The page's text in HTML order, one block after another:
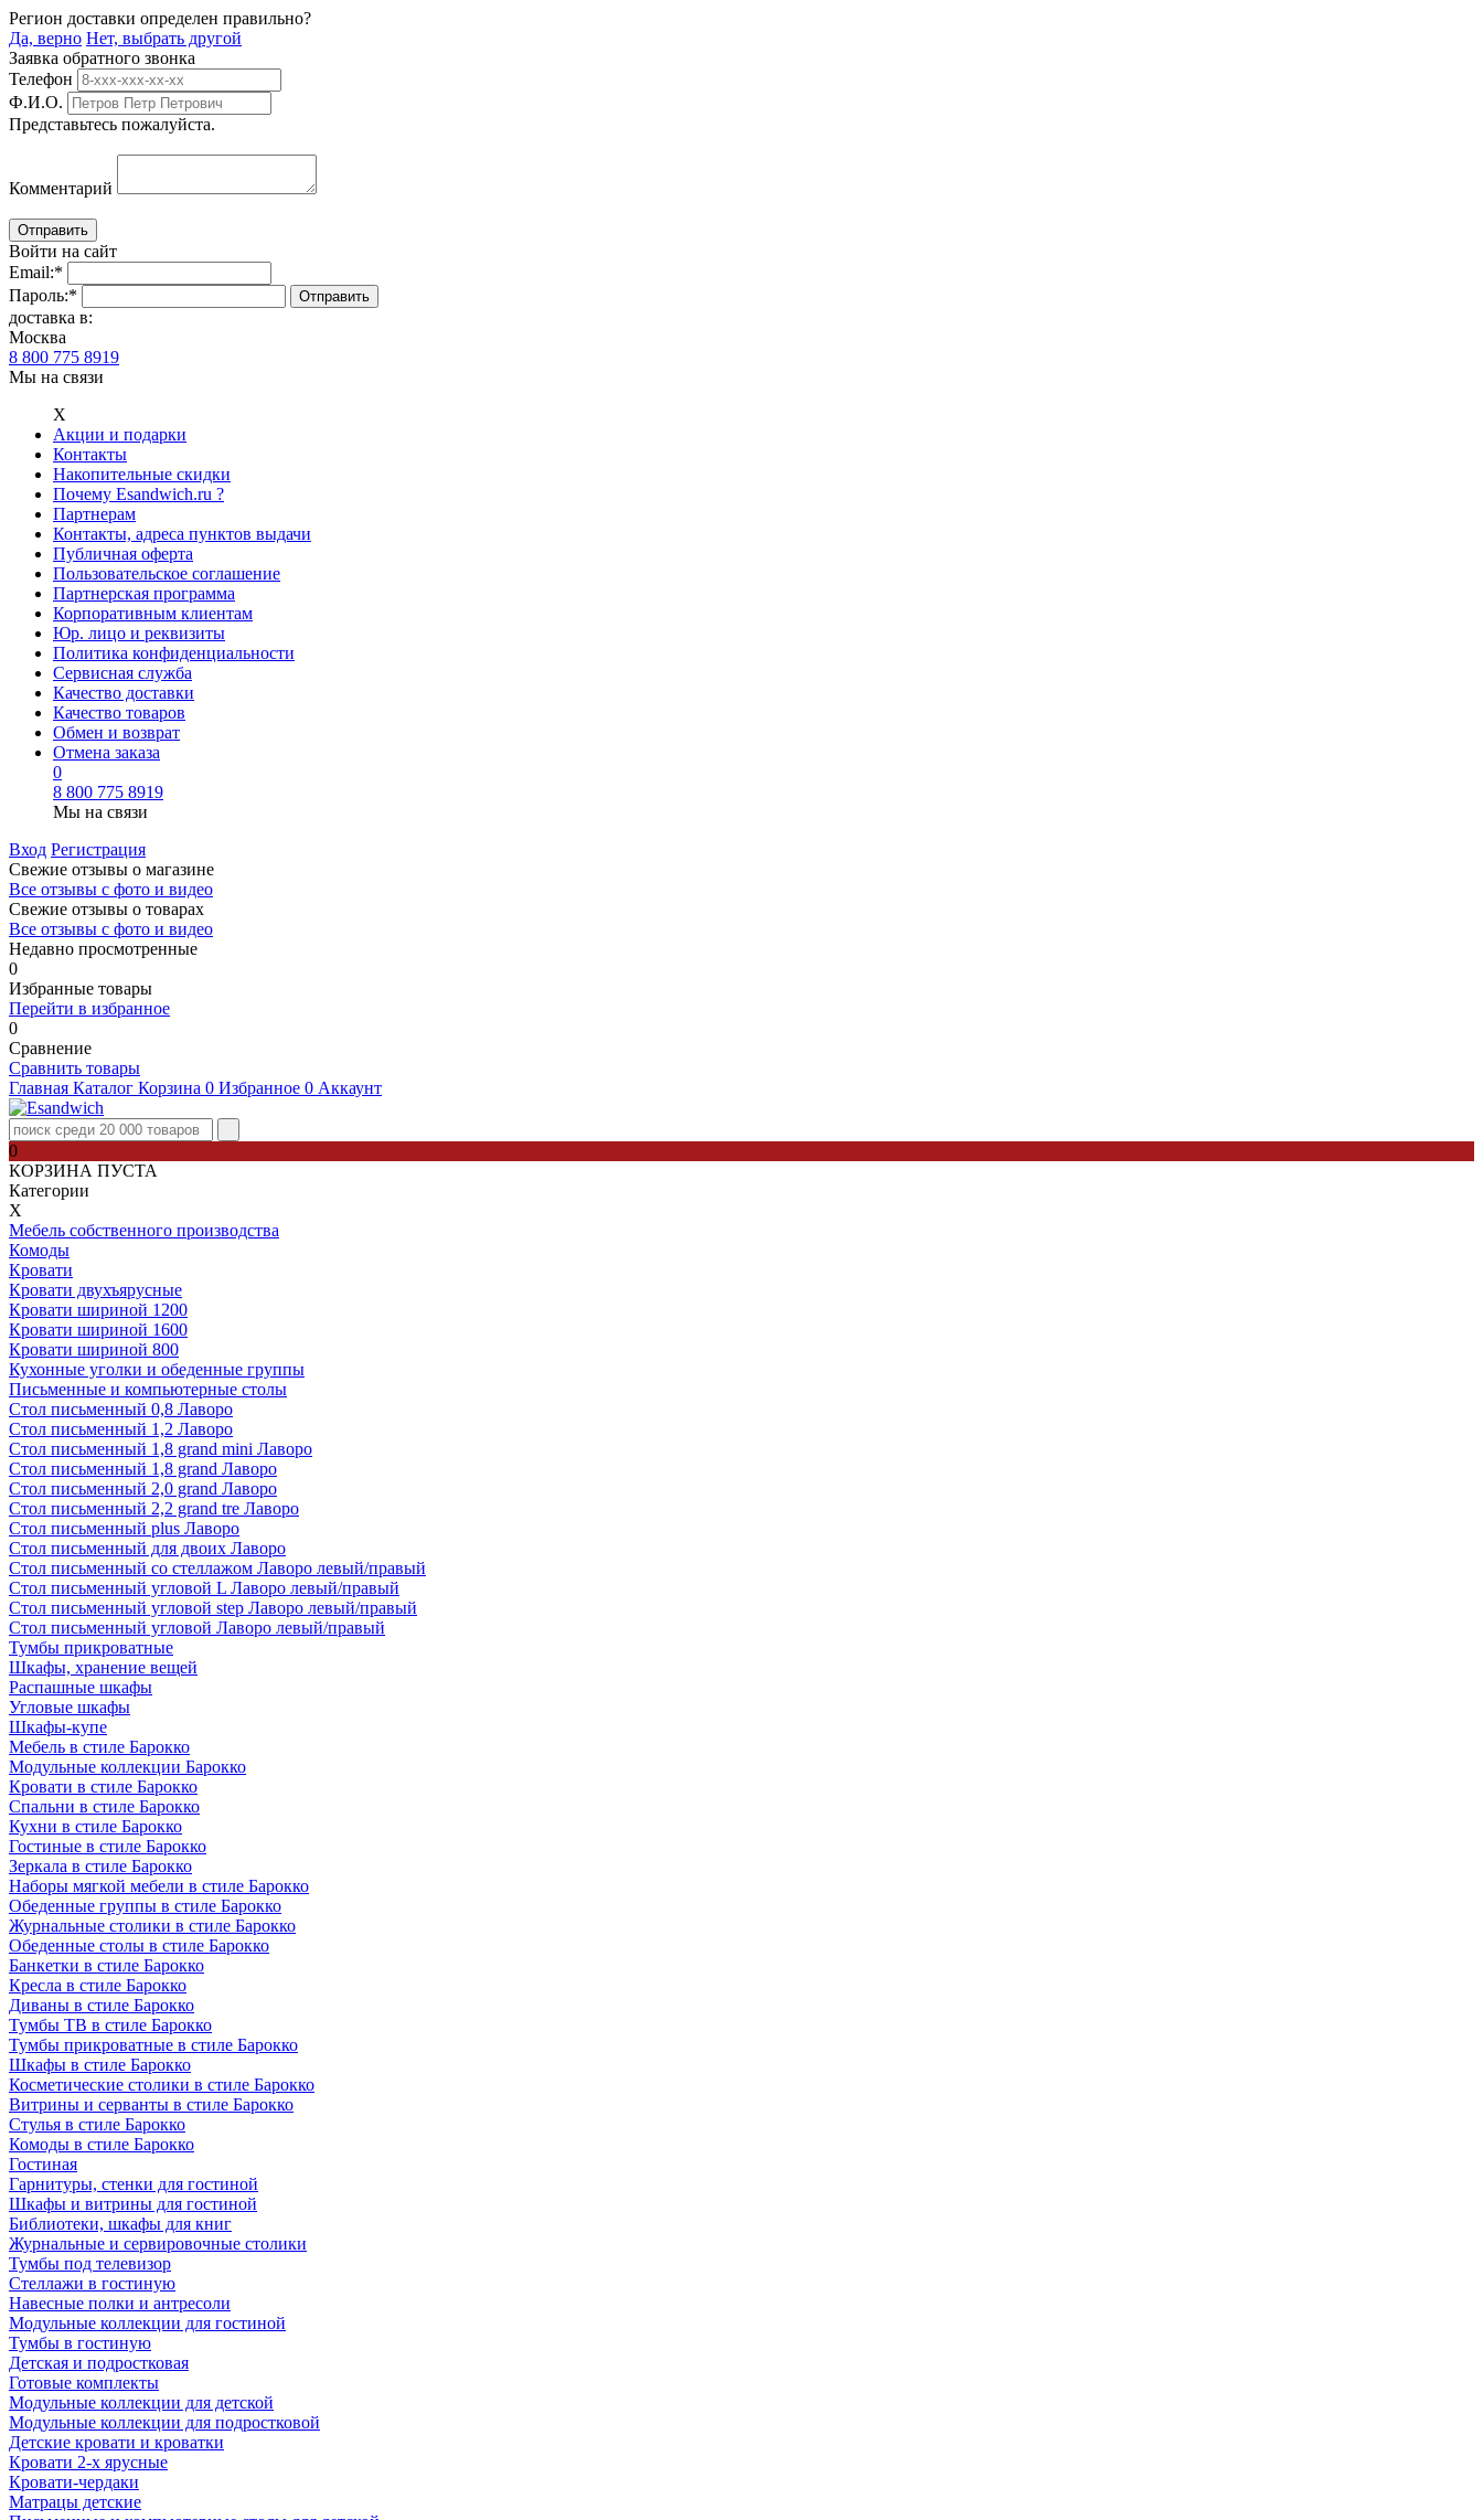
Регион доставки определен правильно?
Да, верно Нет, выбрать другой
Заявка обратного звонка
Телефон
Ф.И.О.
Представьтесь пожалуйста.
Комментарий
Войти на сайт
Email:*
Пароль:*
доставка в:
Москва
8 800 775 8919
Мы на связи
Х
Акции и подарки
Контакты
Накопительные скидки
Почему Esandwich.ru ?
Партнерам
Контакты, адреса пунктов выдачи
Публичная оферта
Пользовательское соглашение
Партнерская программа
Корпоративным клиентам
Юр. лицо и реквизиты
Политика конфиденциальности
Сервисная служба
Качество доставки
Качество товаров
Обмен и возврат
Отмена заказа
0
8 800 775 8919
Мы на связи
Вход Регистрация
Свежие отзывы о магазине
Все отзывы с фото и видео
Свежие отзывы о товарах
Все отзывы c фото и видео
Недавно просмотренные
0
Избранные товары
Перейти в избранное
0
Сравнение
Сравнить товары
Главная Каталог Корзина 0 Избранное 0 Аккаунт
0
КОРЗИНА ПУСТА
Категории
Х
Мебель собственного производства
Комоды
Кровати
Кровати двухъярусные
Кровати шириной 1200
Кровати шириной 1600
Кровати шириной 800
Кухонные уголки и обеденные группы
Письменные и компьютерные столы
Стол письменный 0,8 Лаворо
Стол письменный 1,2 Лаворо
Стол письменный 1,8 grand mini Лаворо
Стол письменный 1,8 grand Лаворо
Стол письменный 2,0 grand Лаворо
Стол письменный 2,2 grand tre Лаворо
Стол письменный plus Лаворо
Стол письменный для двоих Лаворо
Стол письменный со стеллажом Лаворо левый/правый
Стол письменный угловой L Лаворо левый/правый
Стол письменный угловой step Лаворо левый/правый
Стол письменный угловой Лаворо левый/правый
Тумбы прикроватные
Шкафы, хранение вещей
Распашные шкафы
Угловые шкафы
Шкафы-купе
Мебель в стиле Барокко
Модульные коллекции Барокко
Кровати в стиле Барокко
Спальни в стиле Барокко
Кухни в стиле Барокко
Гостиные в стиле Барокко
Зеркала в стиле Барокко
Наборы мягкой мебели в стиле Барокко
Обеденные группы в стиле Барокко
Журнальные столики в стиле Барокко
Обеденные столы в стиле Барокко
Банкетки в стиле Барокко
Кресла в стиле Барокко
Диваны в стиле Барокко
Тумбы ТВ в стиле Барокко
Тумбы прикроватные в стиле Барокко
Шкафы в стиле Барокко
Косметические столики в стиле Барокко
Витрины и серванты в стиле Барокко
Стулья в стиле Барокко
Комоды в стиле Барокко
Гостиная
Гарнитуры, стенки для гостиной
Шкафы и витрины для гостиной
Библиотеки, шкафы для книг
Журнальные и сервировочные столики
Тумбы под телевизор
Стеллажи в гостиную
Навесные полки и антресоли
Модульные коллекции для гостиной
Тумбы в гостиную
Детская и подростковая
Готовые комплекты
Модульные коллекции для детской
Модульные коллекции для подростковой
Детские кровати и кроватки
Кровати 2-х ярусные
Кровати-чердаки
Матрацы детские